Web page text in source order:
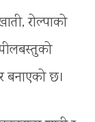
रोल्पाको
बनाएको छ।